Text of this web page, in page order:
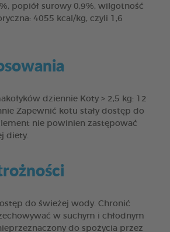
popiół surowy 0,9%, wilgotność
4055 kcal/kg, czyli 1,6
dziennie Koty > 2,5 kg: 12
Zapewnić kotu stały dostęp do
nie powinien zastępować
diety.
do świeżej wody. Chronić
w suchym i chłodnym
do spożycia przez